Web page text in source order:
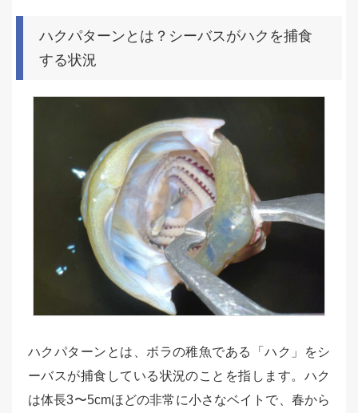
ハクパターンとは？シーバスがハクを捕食
する状況
ハクパターンとは、ボラの稚魚である「ハク」をシ
ーバスが捕食している状況のことを指します。ハク
は体長3〜5cmほどの非常に小さなベイトで、春から